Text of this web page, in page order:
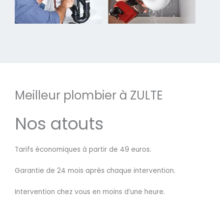
Meilleur plombier à ZULTE
Nos atouts
Tarifs économiques à partir de 49 euros.
Garantie de 24 mois après chaque intervention.
Intervention chez vous en moins d’une heure.